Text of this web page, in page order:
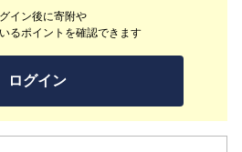
イン後に寄附や
るポイントを確認できます
ログイン